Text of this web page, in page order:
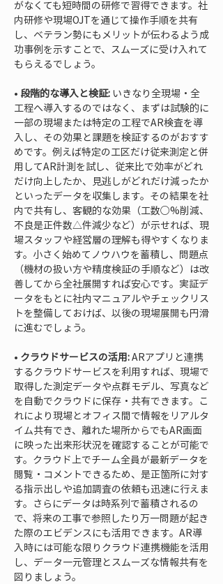
がなくても短時間の研修で習得できます。社
内研修や現場OJTを通じて操作手順を共有
し、ベテラン勢にもメリットが伝わるよう成
功事例を示すことで、スムーズに受け入れて
• 段階的な導入と検証: いきなり全現場・全
工程へ導入するのではなく、まずは試験的に
一部の現場または特定の工程でAR検査を導
入し、その効果と課題を検証するのがおすす
めです。例えば特定の工区だけ従来測定と併
用してAR計測を試し、従来比で効率がどれ
だけ向上したか、見逃しがどれだけ減ったか
といったデータを収集します。その結果を社
内で共有し、客観的な効果（工数○%削減、
不良是正件数△件減少など）が示せれば、現
場スタッフや経営層の理解も得やすくなりま
す。小さく始めてノウハウを蓄積し、問題点
（機材の扱い方や精度検証の手順など）は改
善してから全社展開すれば安心です。実証デ
ータをもとに社内マニュアルやチェックリス
トを整備しておけば、以後の現場展開も円滑
• クラウドサービスの活用: ARアプリと連携
するクラウドサービスを利用すれば、現場で
取得した測定データや点群モデル、写真など
を自動でクラウドに保存・共有できます。こ
れにより現場とオフィス間で情報をリアルタ
イム共有でき、離れた場所からでもAR画面
に映った出来形状況を確認することが可能で
す。クラウド上でチーム全員が最新データを
閲覧・コメントできるため、是正箇所に対す
る指示出しや追加調査の依頼も迅速に行えま
す。さらにデータは時系列で蓄積されるの
で、将来の工事で参照したり万一問題が起き
た際のエビデンスにも活用できます。AR導
入時には可能な限りクラウド連携機能を活用
し、データ一元管理とスムーズな情報共有を
図りましょう。